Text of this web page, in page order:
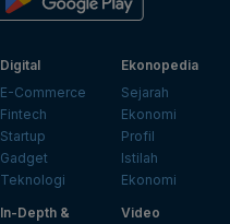
Digital
E-Commerce
Fintech
Startup
Gadget
Teknologi
Ekonopedia
Sejarah
Ekonomi
Profil
Istilah
Ekonomi
In-Depth &
Video